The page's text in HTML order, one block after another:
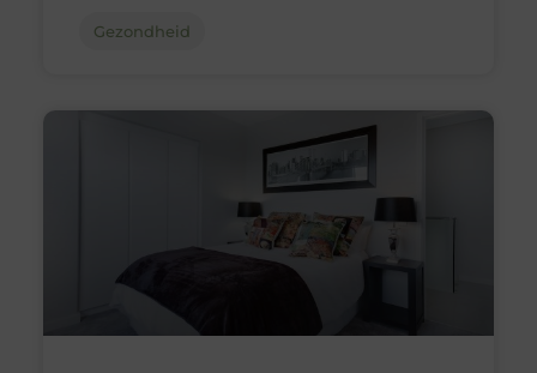
Gezondheid